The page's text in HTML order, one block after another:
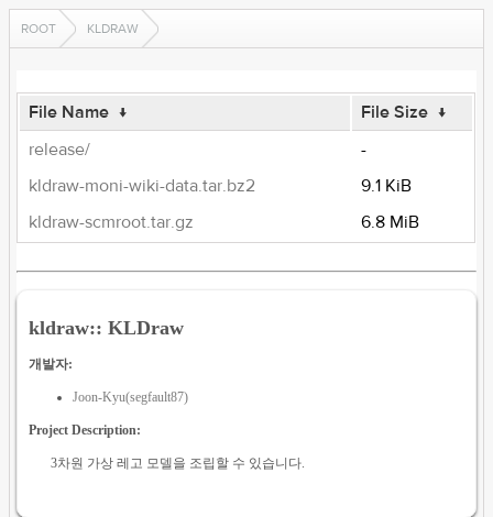
ROOT KLDRAW
File Name ↓ File Size ↓
release/
-
kldraw-moni-wiki-data.tar.bz2
9.1 KiB
kldraw-scmroot.tar.gz
6.8 MiB
kldraw:: KLDraw
개발자:
Joon-Kyu(segfault87)
Project Description:
3차원 가상 레고 모델을 조립할 수 있습니다.